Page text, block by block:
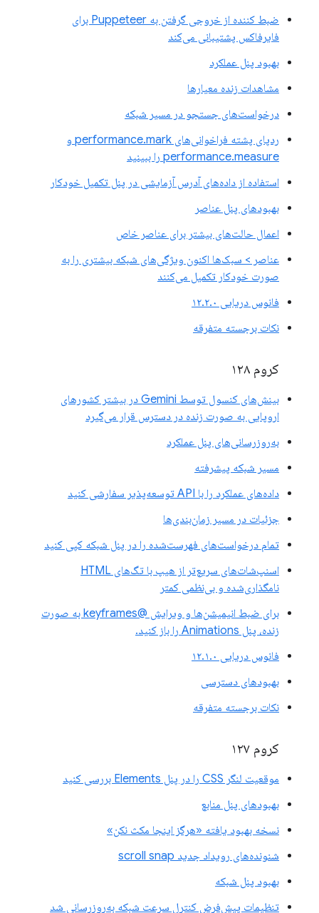
ضبط کننده از خروجی گرفتن به Puppeteer برای
فایرفاکس پشتیبانی می‌کند
بهبود پنل عملکرد
مشاهدات زنده معیارها
درخواست‌های جستجو در مسیر شبکه
ردپای پشته فراخوانی‌های performance.mark و
performance.measure را ببینید
استفاده از داده‌های آدرس آزمایشی در پنل تکمیل خودکار
بهبودهای پنل عناصر
اعمال حالت‌های بیشتر برای عناصر خاص
عناصر > سبک‌ها اکنون ویژگی‌های شبکه بیشتری را به
صورت خودکار تکمیل می‌کنند
فانوس دریایی ۱۲.۲.۰
نکات برجسته متفرقه
کروم ۱۲۸
بینش‌های کنسول توسط Gemini در بیشتر کشورهای
اروپایی به صورت زنده در دسترس قرار می‌گیرد
به‌روزرسانی‌های پنل عملکرد
مسیر شبکه پیشرفته
داده‌های عملکرد را با API توسعه‌پذیر سفارشی کنید
جزئیات در مسیر زمان‌بندی‌ها
تمام درخواست‌های فهرست‌شده را در پنل شبکه کپی کنید
اسنپ‌شات‌های سریع‌تر از هیپ با تگ‌های HTML
نامگذاری‌شده و بی‌نظمی کمتر
برای ضبط انیمیشن‌ها و ویرایش @keyframes به صورت
زنده، پنل Animations را باز کنید.
فانوس دریایی ۱۲.۱.۰
بهبودهای دسترسی
نکات برجسته متفرقه
کروم ۱۲۷
موقعیت لنگر CSS را در پنل Elements بررسی کنید
بهبودهای پنل منابع
نسخه بهبود یافته «هرگز اینجا مکث نکن»
شنونده‌های رویداد جدید scroll snap
بهبود پنل شبکه
تنظیمات پیش‌فرض کنترل سرعت شبکه به‌روزرسانی شد